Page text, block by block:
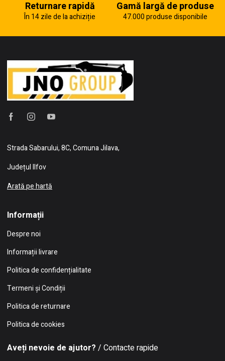
Returnare rapidă
În 14 zile de la achiziție
Gamă largă de produse
47.000 produse disponibile
Strada Sabarului, 8C, Comuna Jilava,
Județul Ilfov
Arată pe hartă
Informații
Despre noi
Informații livrare
Politica de confidențialitate
Termeni și Condiții
Politica de returnare
Politica de cookies
Aveți nevoie de ajutor? / Contacte rapide